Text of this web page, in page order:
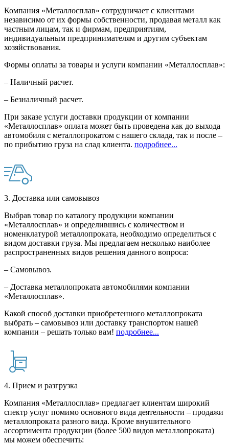
Компания «Металлосплав» сотрудничает с клиентами
независимо от их формы собственности, продавая металл как
частным лицам, так и фирмам, предприятиям,
индивидуальным предпринимателям и другим субъектам
хозяйствования.
Формы оплаты за товары и услуги компании «Металлосплав»:
– Наличный расчет.
– Безналичный расчет.
При заказе услуги доставки продукции от компании
«Металлосплав» оплата может быть проведена как до выхода
автомобиля с металлопрокатом с нашего склада, так и после –
по прибытию груза на слад клиента. подробнее...
3. Доставка или самовывоз
Выбрав товар по каталогу продукции компании
«Металлосплав» и определившись с количеством и
номенклатурой металлопроката, необходимо определиться с
видом доставки груза. Мы предлагаем несколько наиболее
распространенных видов решения данного вопроса:
– Самовывоз.
– Доставка металлопроката автомобилями компании
«Металлосплав».
Какой способ доставки приобретенного металлопроката
выбрать – самовывоз или доставку транспортом нашей
компании – решать только вам! подробнее...
4. Прием и разгрузка
Компания «Металлосплав» предлагает клиентам широкий
спектр услуг помимо основного вида деятельности – продажи
металлопроката разного вида. Кроме внушительного
ассортимента продукции (более 500 видов металлопроката)
мы можем обеспечить: